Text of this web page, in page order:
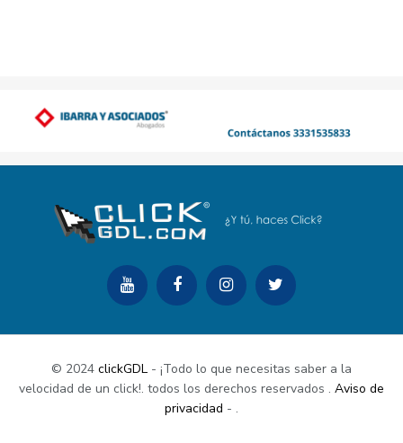
© 2024 clickGDL - ¡Todo lo que necesitas saber a la
velocidad de un click!. todos los derechos reservados . Aviso de
privacidad - .